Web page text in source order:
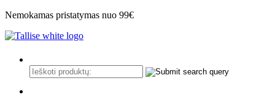
Nemokamas pristatymas nuo 99€